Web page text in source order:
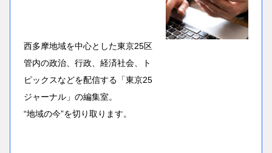
西多摩地域を中心とした東京25区
管内の政治、行政、経済社会、ト
ピックスなどを配信する「東京25
ジャーナル」の編集室。
“地域の今”を切り取ります。